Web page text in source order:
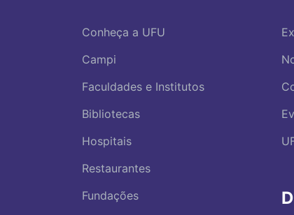
Conheça a UFU
Campi
Faculdades e Institutos
Bibliotecas
Hospitais
Restaurantes
Fundações